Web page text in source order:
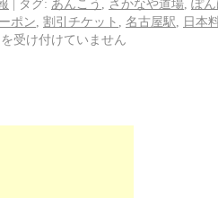
| タグ: あんこう さかなや道場 ぽ
ポン 割引チケット 名古屋駅
日本
受け付けていません